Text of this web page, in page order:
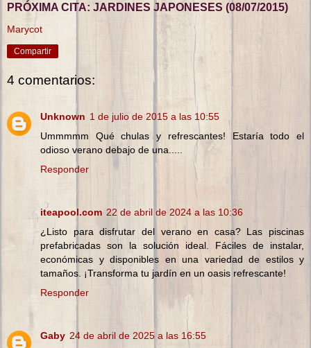
PRÓXIMA CITA: JARDINES JAPONESES (08/07/2015)
Marycot
Compartir
4 comentarios:
Unknown 1 de julio de 2015 a las 10:55
Ummmmm Qué chulas y refrescantes! Estaría todo el
odioso verano debajo de una.....
Responder
iteapool.com 22 de abril de 2024 a las 10:36
¿Listo para disfrutar del verano en casa? Las piscinas
prefabricadas son la solución ideal. Fáciles de instalar,
económicas y disponibles en una variedad de estilos y
tamaños. ¡Transforma tu jardín en un oasis refrescante!
Responder
Gaby 24 de abril de 2025 a las 16:55